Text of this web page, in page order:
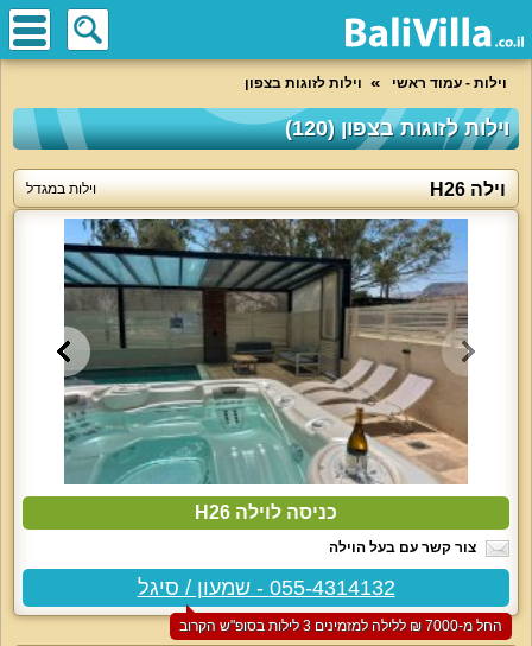
וילות - עמוד ראשי וילות לזוגות בצפון
וילות לזוגות בצפון (120)
וילה H26 וילות במגדל
כניסה לוילה H26
צור קשר עם בעל הוילה
055-4314132 - שמעון / סיגל
החל מ-‏7000 ₪ ללילה למזמינים 3 לילות בסופ"ש הקרוב